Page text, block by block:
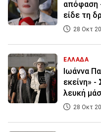
απόφαση
είδε τη
28 Οκτ
ΕΛΛΑΔΑ
Ιωάννα
εκείνη»
λευκή
28 Οκτ